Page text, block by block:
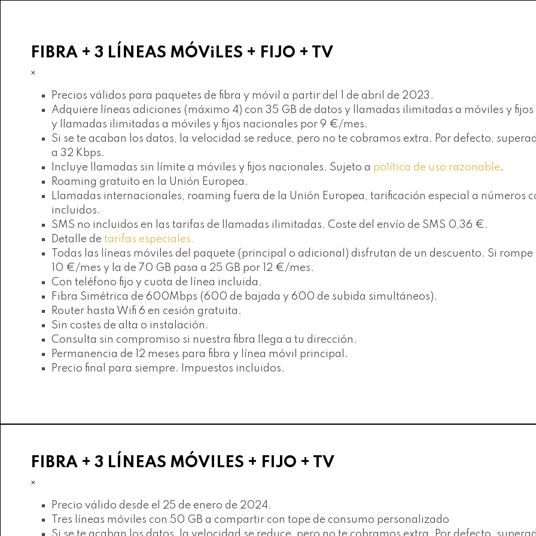
FIBRA + 3 LÍNEAS MÓViLES + FIJO + TV
×
Precios válidos para paquetes de fibra y móvil a partir del 1 de abril de 2023.
Adquiere líneas adiciones (máximo 4) con 35 GB de datos y llamadas ilimitadas a móviles y
y llamadas ilimitadas a móviles y fijos nacionales por 9 €/mes.
Si se te acaban los datos, la velocidad se reduce, pero no te cobramos extra. Por defecto,
a 32 Kbps.
Incluye llamadas sin límite a móviles y fijos nacionales. Sujeto a política de uso razonable.
Roaming gratuito en la Unión Europea.
Llamadas internacionales, roaming fuera de la Unión Europea, tarificación especial a números
incluidos.
SMS no incluidos en las tarifas de llamadas ilimitadas. Coste del envío de SMS 0,36 €.
Detalle de tarifas especiales.
Todas las líneas móviles del paquete (principal o adicional) disfrutan de un descuento. Si
10 €/mes y la de 70 GB pasa a 25 GB por 12 €/mes.
Con teléfono fijo y cuota de línea incluida.
Fibra Simétrica de 600Mbps (600 de bajada y 600 de subida simultáneos).
Router hasta Wifi 6 en cesión gratuita.
Sin costes de alta o instalación.
Consulta sin compromiso si nuestra fibra llega a tu dirección.
Permanencia de 12 meses para fibra y línea móvil principal.
Precio final para siempre. Impuestos incluidos.
FIBRA + 3 LÍNEAS MÓVILES + FIJO + TV
×
Precio válido desde el 25 de enero de 2024.
Tres líneas móviles con 50 GB a compartir con tope de consumo personalizado